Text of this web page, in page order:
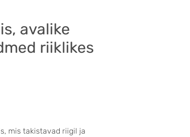
avalike
riiklikes
mis takistavad riigil ja